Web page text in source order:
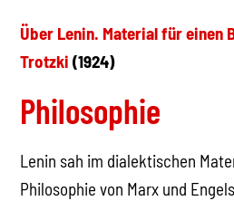
Über Lenin. Material für einen
Trotzki (1924)
Philosophie
Lenin sah im dialektischen
Philosophie von Marx und